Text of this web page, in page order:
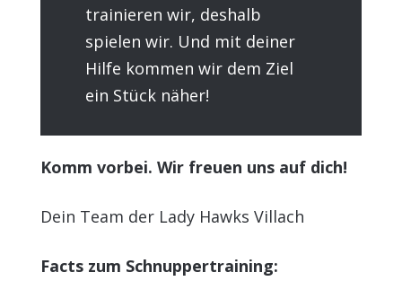
trainieren wir, deshalb
spielen wir. Und mit deiner
Hilfe kommen wir dem Ziel
ein Stück näher!
Komm vorbei. Wir freuen uns auf dich!
Dein Team der Lady Hawks Villach
Facts zum Schnuppertraining: